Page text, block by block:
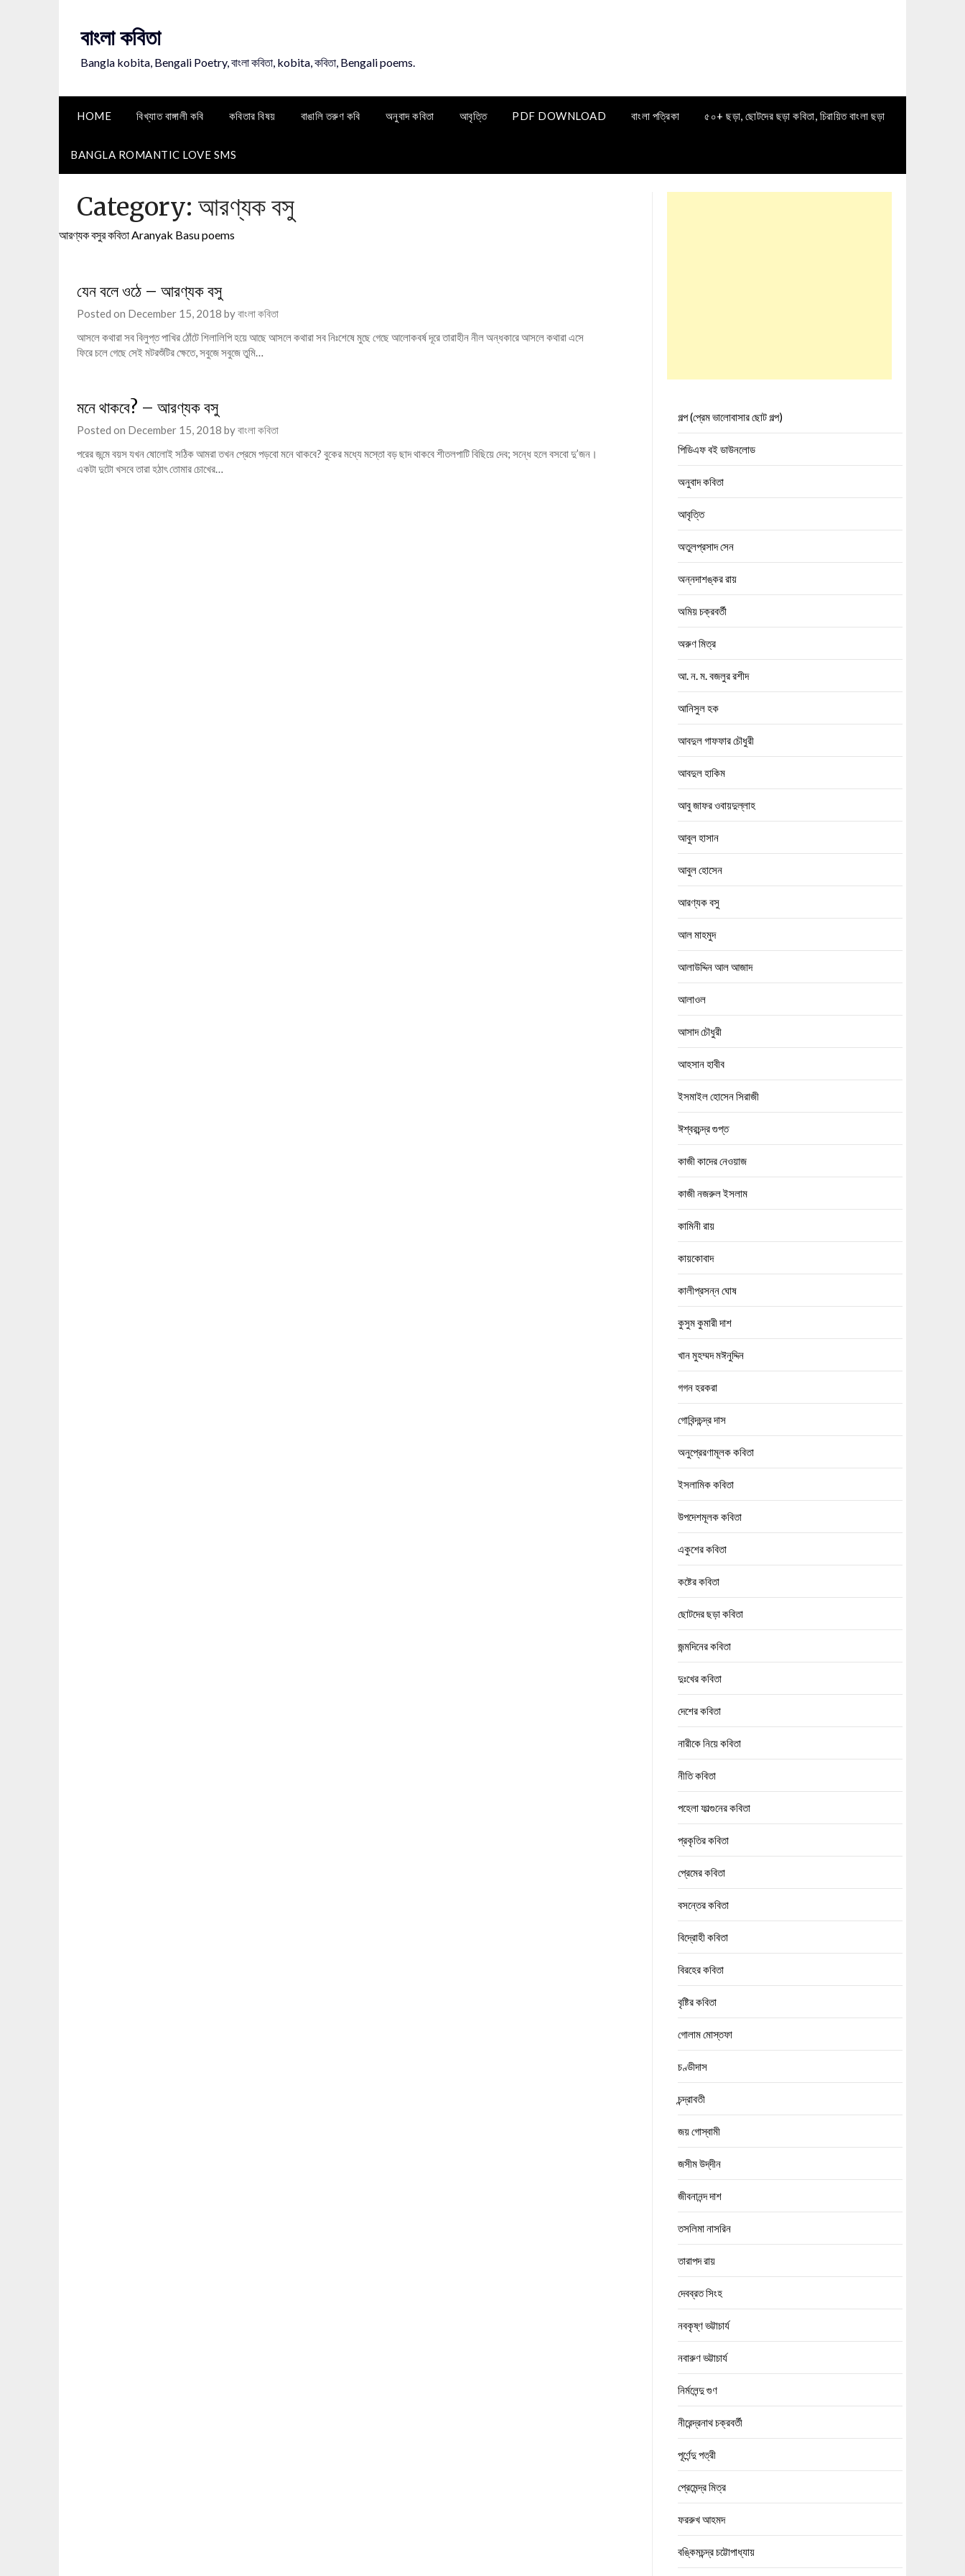
বাংলা কবিতা
Bangla kobita, Bengali Poetry, বাংলা কবিতা, kobita, কবিতা, Bengali poems.
HOME বিখ্যাত বাঙ্গালী কবি কবিতার বিষয় বাঙালি তরুণ কবি অনুবাদ কবিতা আবৃত্তি PDF DOWNLOAD বাংলা পত্রিকা ৫০+ ছড়া, ছোটদের ছড়া কবিতা, চিরায়িত বাংলা ছড়া
BANGLA ROMANTIC LOVE SMS
Category: আরণ্যক বসু
আরণ্যক বসুর কবিতা Aranyak Basu poems
যেন বলে ওঠে – আরণ্যক বসু
Posted on December 15, 2018 byবাংলা কবিতা
আসলে কথারা সব বিলুপ্ত পাখির ঠোঁটে শিলালিপি হয়ে আছে আসলে কথারা সব নিঃশেষে মুছে গেছে আলোকবর্ষ দূরে তারাহীন নীল অন্ধকারে আসলে কথারা এসে
ফিরে চলে গেছে সেই মটরশুঁটির ক্ষেতে, সবুজে সবুজে তুমি…
মনে থাকবে? – আরণ্যক বসু
Posted on December 15, 2018 byবাংলা কবিতা
পরের জন্মে বয়স যখন ষোলোই সঠিক আমরা তখন প্রেমে পড়বো মনে থাকবে? বুকের মধ্যে মস্তো বড় ছাদ থাকবে শীতলপাটি বিছিয়ে দেব; সন্ধে হলে বসবো দু’জন।
একটা দুটো খসবে তারা হঠাৎ তোমার চোখের…
গল্প (প্রেম ভালোবাসার ছোট গল্প)
পিডিএফ বই ডাউনলোড
অনুবাদ কবিতা
আবৃত্তি
অতুলপ্রসাদ সেন
অন্নদাশঙ্কর রায়
অমিয় চক্রবর্তী
অরুণ মিত্র
আ. ন. ম. বজলুর রশীদ
আনিসুল হক
আবদুল গাফফার চৌধুরী
আবদুল হাকিম
আবু জাফর ওবায়দুল্লাহ
আবুল হাসান
আবুল হোসেন
আরণ্যক বসু
আল মাহমুদ
আলাউদ্দিন আল আজাদ
আলাওল
আসাদ চৌধুরী
আহসান হাবীব
ইসমাইল হোসেন সিরাজী
ঈশ্বরচন্দ্র গুপ্ত
কাজী কাদের নেওয়াজ
কাজী নজরুল ইসলাম
কামিনী রায়
কায়কোবাদ
কালীপ্রসন্ন ঘোষ
কুসুম কুমারী দাশ
খান মুহম্মদ মঈনুদ্দিন
গগন হরকরা
গোবিন্দচন্দ্র দাস
অনুপ্রেরণামূলক কবিতা
ইসলামিক কবিতা
উপদেশমূলক কবিতা
একুশের কবিতা
কষ্টের কবিতা
ছোটদের ছড়া কবিতা
জন্মদিনের কবিতা
দুঃখের কবিতা
দেশের কবিতা
নারীকে নিয়ে কবিতা
নীতি কবিতা
পহেলা ফাল্গুনের কবিতা
প্রকৃতির কবিতা
প্রেমের কবিতা
বসন্তের কবিতা
বিদ্রোহী কবিতা
বিরহের কবিতা
বৃষ্টির কবিতা
গোলাম মোস্তফা
চণ্ডীদাস
চন্দ্রাবতী
জয় গোস্বামী
জসীম উদ্‌দীন
জীবনানন্দ দাশ
তসলিমা নাসরিন
তারাপদ রায়
দেবব্রত সিংহ
নবকৃষ্ণ ভট্টাচার্য
নবারুণ ভট্টাচার্য
নির্মলেন্দু গুণ
নীরেন্দ্রনাথ চক্রবর্তী
পূর্ণেন্দু পত্রী
প্রেমেন্দ্র মিত্র
ফররুখ আহমদ
বঙ্কিমচন্দ্র চট্টোপাধ্যায়